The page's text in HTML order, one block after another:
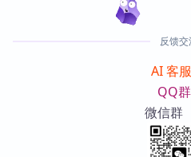
反馈交
AI 客服
QQ群
微信群